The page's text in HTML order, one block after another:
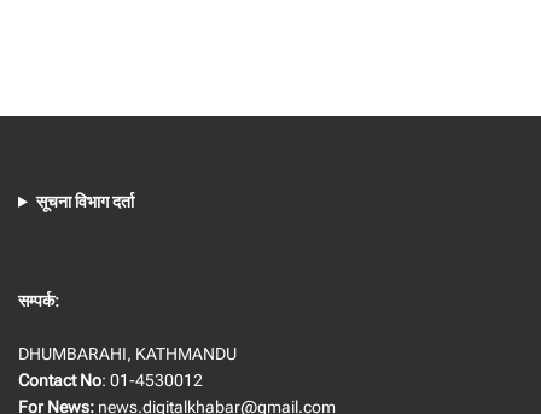
सूचना विभाग दर्ता
सम्पर्क:
DHUMBARAHI, KATHMANDU
Contact No: 01-4530012
For News: news.digitalkhabar@gmail.com